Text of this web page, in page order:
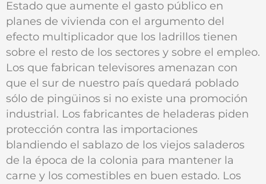
Estado que aumente el gasto público en
planes de vivienda con el argumento del
efecto multiplicador que los ladrillos tienen
sobre el resto de los sectores y sobre el empleo.
Los que fabrican televisores amenazan con
que el sur de nuestro país quedará poblado
sólo de pingüinos si no existe una promoción
industrial. Los fabricantes de heladeras piden
protección contra las importaciones
blandiendo el sablazo de los viejos saladeros
de la época de la colonia para mantener la
carne y los comestibles en buen estado. Los